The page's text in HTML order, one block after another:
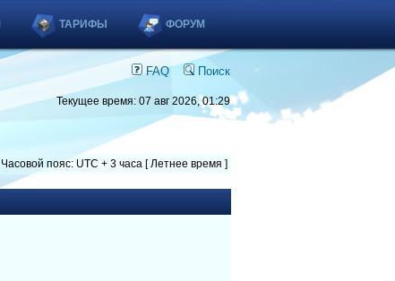
ТАРИФЫ ФОРУМ
FAQ Поиск
Текущее время: 07 авг 2026, 01:29
Часовой пояс: UTC + 3 часа [ Летнее время ]